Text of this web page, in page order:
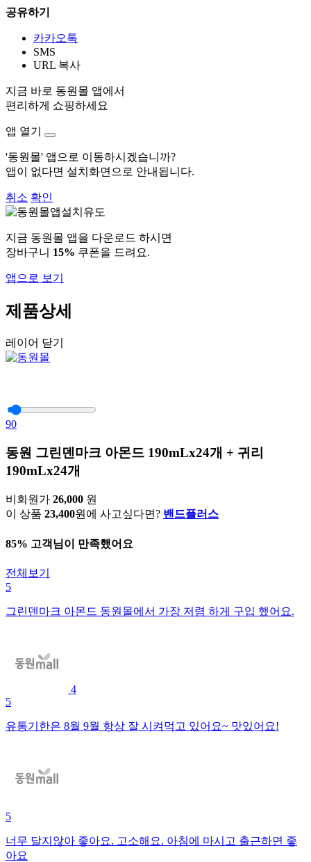
공유하기
카카오톡
SMS
URL 복사
지금 바로 동원몰 앱에서
편리하게 쇼핑하세요
앱 열기
'동원몰' 앱으로 이동하시겠습니까?
앱이 없다면 설치화면으로 안내됩니다.
취소 확인
지금 동원몰 앱을 다운로드 하시면
장바구니 15% 쿠폰을 드려요.
앱으로 보기
제품상세
레이어 닫기
90
동원 그린덴마크 아몬드 190mLx24개 + 귀리
190mLx24개
비회원가 26,000 원
이 상품 23,400원에 사고싶다면? 밴드플러스
85% 고객님이 만족했어요
전체보기
5
그린덴마크 아몬드 동원몰에서 가장 저렴 하게 구입 했어요.
4
5
유통기한은 8월 9월 항상 잘 시켜먹고 있어요~ 맛있어요!
5
너무 달지않아 좋아요. 고소해요. 아침에 마시고 출근하면 좋
아요